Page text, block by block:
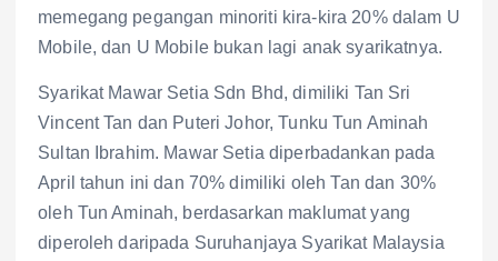
memegang pegangan minoriti kira-kira 20% dalam U
Mobile, dan U Mobile bukan lagi anak syarikatnya.
Syarikat Mawar Setia Sdn Bhd, dimiliki Tan Sri
Vincent Tan dan Puteri Johor, Tunku Tun Aminah
Sultan Ibrahim. Mawar Setia diperbadankan pada
April tahun ini dan 70% dimiliki oleh Tan dan 30%
oleh Tun Aminah, berdasarkan maklumat yang
diperoleh daripada Suruhanjaya Syarikat Malaysia